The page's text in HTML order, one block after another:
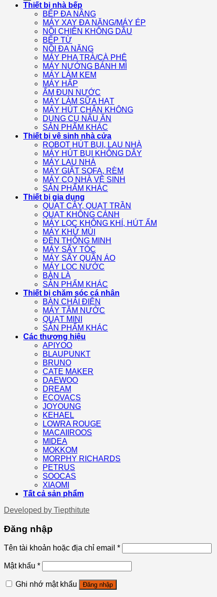
Thiết bị nhà bếp
BẾP ĐA NĂNG
MÁY XAY ĐA NĂNG/MÁY ÉP
NỒI CHIÊN KHÔNG DẦU
BẾP TỪ
NỒI ĐA NĂNG
MÁY PHA TRÀ/CÀ PHÊ
MÁY NƯỚNG BÁNH MÌ
MÁY LÀM KEM
MÁY HẤP
ẤM ĐUN NƯỚC
MÁY LÀM SỮA HẠT
MÁY HÚT CHÂN KHÔNG
DỤNG CỤ NẤU ĂN
SẢN PHẨM KHÁC
Thiết bị vệ sinh nhà cửa
ROBOT HÚT BỤI, LAU NHÀ
MÁY HÚT BỤI KHÔNG DÂY
MÁY LAU NHÀ
MÁY GIẶT SOFA, RÈM
MÁY CỌ NHÀ VỆ SINH
SẢN PHẨM KHÁC
Thiết bị gia dụng
QUẠT CÂY, QUẠT TRẦN
QUẠT KHÔNG CÁNH
MÁY LỌC KHÔNG KHÍ, HÚT ẨM
MÁY KHỬ MÙI
ĐÈN THÔNG MINH
MÁY SẤY TÓC
MÁY SẤY QUẦN ÁO
MÁY LỌC NƯỚC
BÀN LÀ
SẢN PHẨM KHÁC
Thiết bị chăm sóc cá nhân
BÀN CHẢI ĐIỆN
MÁY TĂM NƯỚC
QUẠT MINI
SẢN PHẨM KHÁC
Các thương hiệu
APIYOO
BLAUPUNKT
BRUNO
CATE MAKER
DAEWOO
DREAM
ECOVACS
JOYOUNG
KEHAEL
LOWRA ROUGE
MACAIIROOS
MIDEA
MOKKOM
MORPHY RICHARDS
PETRUS
SOOCAS
XIAOMI
Tất cả sản phẩm
Developed by Tiepthitute
Đăng nhập
Tên tài khoản hoặc địa chỉ email *
Mật khẩu *
Ghi nhớ mật khẩu Đăng nhập